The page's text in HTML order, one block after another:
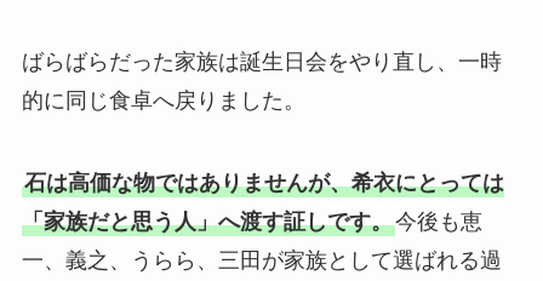
ばらばらだった家族は誕生日会をやり直し、一時
的に同じ食卓へ戻りました。
石は高価な物ではありませんが、希衣にとっては
「家族だと思う人」へ渡す証しです。今後も恵
一、義之、うらら、三田が家族として選ばれる過